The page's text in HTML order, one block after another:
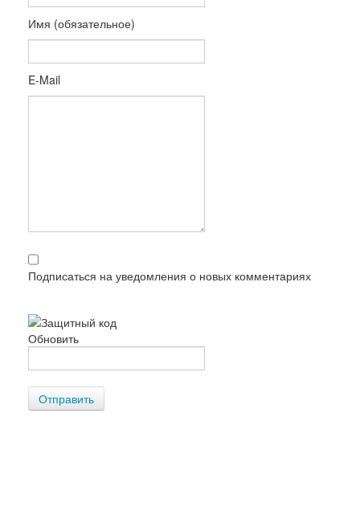
Имя (обязательное)
E-Mail
Подписаться на уведомления о новых комментариях
Обновить
Отправить